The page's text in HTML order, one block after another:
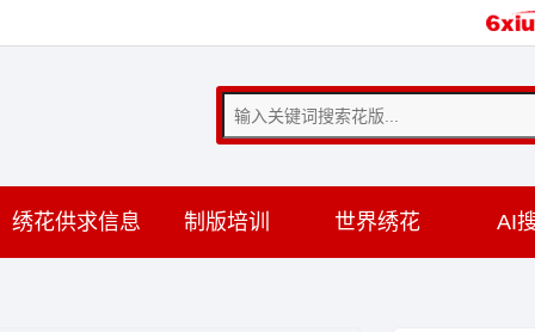
绣花供求信息 制版培训 世界绣花 AI